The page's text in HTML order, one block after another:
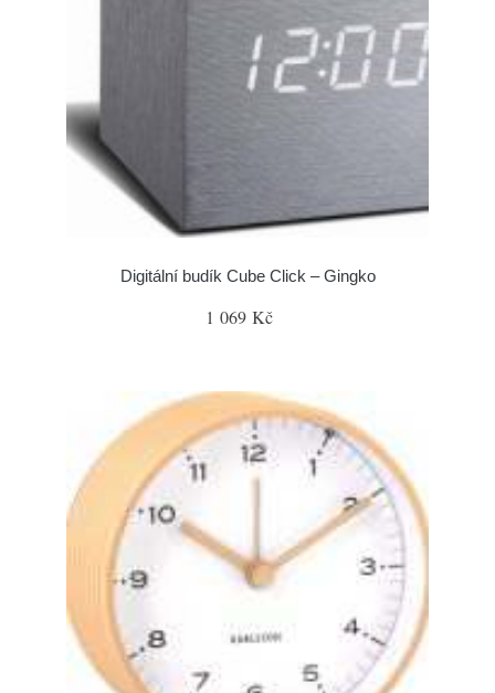
Digitální budík Cube Click – Gingko
1 069 Kč